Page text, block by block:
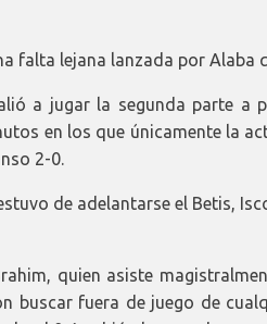
falta lejana lanzada por Alaba
a jugar la segunda parte a
en los que únicamente la
2-0.
de adelantarse el Betis,
quien asiste
buscar fuera de juego de